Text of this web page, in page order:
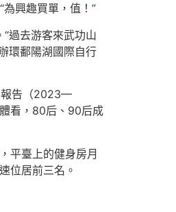
興趣買單，值！”
過去游客來武功山
環鄱陽湖國際自行
報告（2023—
看，80后、90后成
平臺上的健身房月
位居前三名。